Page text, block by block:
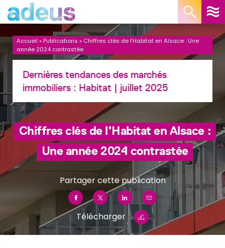
Accueil »Publications » Chiffres clés de l’Habitat en Alsace : Une
année 2024 contrastée
Dernières tendances des marchés
immobiliers : Habitat | juillet 2025
Chiffres clés de l’Habitat en Alsace :
Une année 2024 contrastée
Partager cette publication
Télécharger
Panneau de gestion des cookies